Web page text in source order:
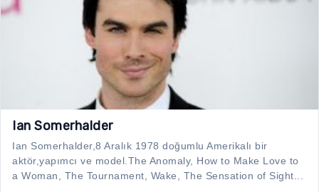
Ian Somerhalder
Ian Somerhalder,8 Aralık 1978 doğumlu Amerikalı bir
aktör,yapımcı ve model.The Anomaly, How to Make Love to
a Woman, The Tournament, Wake, The Sensation of Sight...